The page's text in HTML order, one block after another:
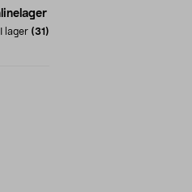
I lager (31)